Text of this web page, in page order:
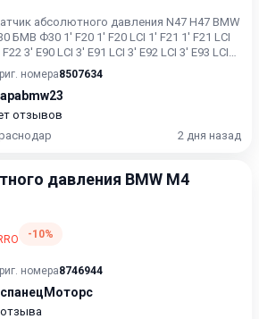
абсолютного давления N47 Н47 BMW
БМВ Ф30 1' F20 1' F20 LCI 1' F21 1' F21 LCI
3' E90 LCI 3' E91 LCI 3' E92 LCI 3' E93 LCI
номера8507634
отзывов
2 дня назад
давления BMW M4
-10%
номера8746944